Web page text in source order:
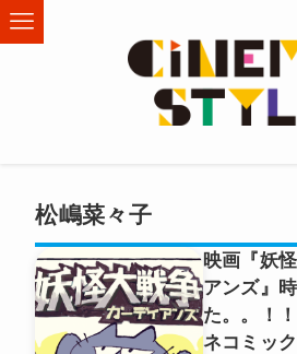
松嶋菜々子
映画『妖
アンズ』
た。。！
ネコミック